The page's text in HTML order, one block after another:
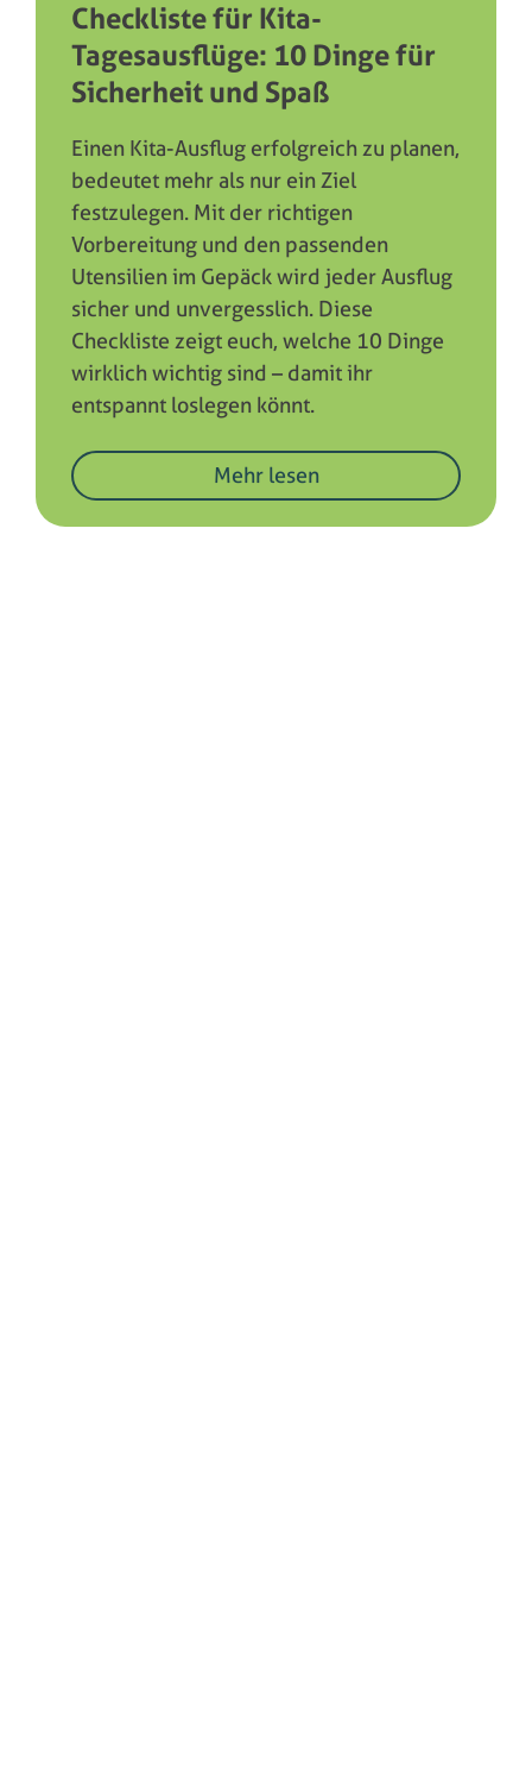
Checkliste für Kita-
Tagesausflüge: 10 Dinge für
Sicherheit und Spaß
Einen Kita-Ausflug erfolgreich zu planen,
bedeutet mehr als nur ein Ziel
festzulegen. Mit der richtigen
Vorbereitung und den passenden
Utensilien im Gepäck wird jeder Ausflug
sicher und unvergesslich. Diese
Checkliste zeigt euch, welche 10 Dinge
wirklich wichtig sind – damit ihr
entspannt loslegen könnt.
Mehr lesen